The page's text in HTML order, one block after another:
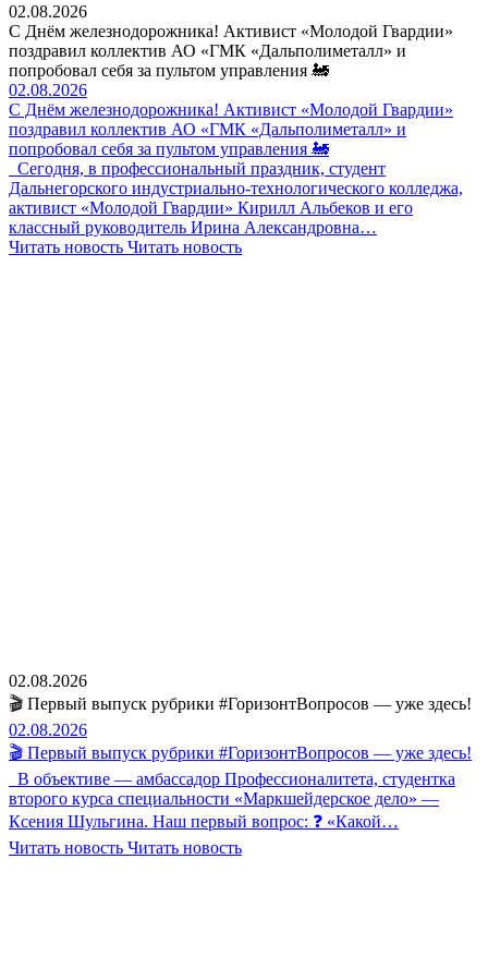
02.08.2026
С Днём железнодорожника! Активист «Молодой Гвардии»
поздравил коллектив АО «ГМК «Дальполиметалл» и
попробовал себя за пультом управления 🚂
02.08.2026
С Днём железнодорожника! Активист «Молодой Гвардии»
поздравил коллектив АО «ГМК «Дальполиметалл» и
попробовал себя за пультом управления 🚂
Сегодня, в профессиональный праздник, студент
Дальнегорского индустриально-технологического колледжа,
активист «Молодой Гвардии» Кирилл Альбеков и его
классный руководитель Ирина Александровна…
Читать новость Читать новость
02.08.2026
🎬 Первый выпуск рубрики #ГоризонтВопросов — уже здесь!
02.08.2026
🎬 Первый выпуск рубрики #ГоризонтВопросов — уже здесь!
В объективе — амбассадор Профессионалитета, студентка
второго курса специальности «Маркшейдерское дело» —
Ксения Шульгина. Наш первый вопрос: ❓ «Какой…
Читать новость Читать новость